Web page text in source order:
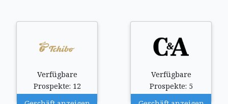
Verfügbare
Prospekte: 12
Verfügbare
Prospekte: 5